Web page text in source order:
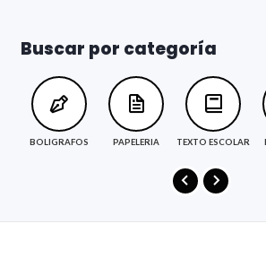
Buscar por categoría
BOLIGRAFOS PAPELERIA TEXTO ESCOLAR